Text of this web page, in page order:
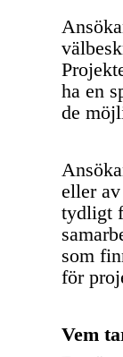
ha en
de
eller
tydligt
som
för
Vem